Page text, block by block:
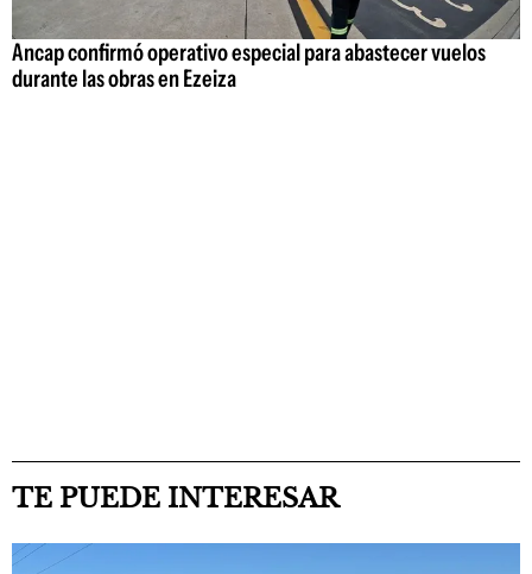
Ancap confirmó operativo especial para abastecer vuelos
durante las obras en Ezeiza
TE PUEDE INTERESAR